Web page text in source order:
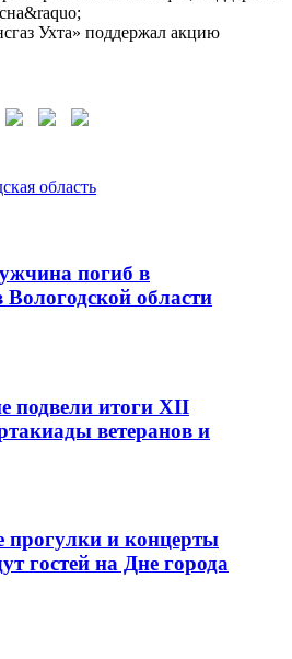
Ухта» поддержал акцию
область
погиб в
области
подвели итоги XII
ветеранов и
и концерты
гостей на Дне города